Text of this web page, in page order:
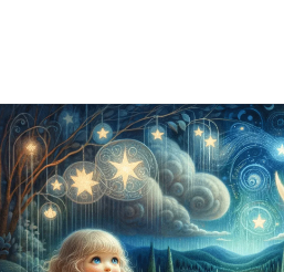
Kinder
Zum
Einschlafen
Für
Eine
Schöne
Reise
Ins
Traumland
Buch